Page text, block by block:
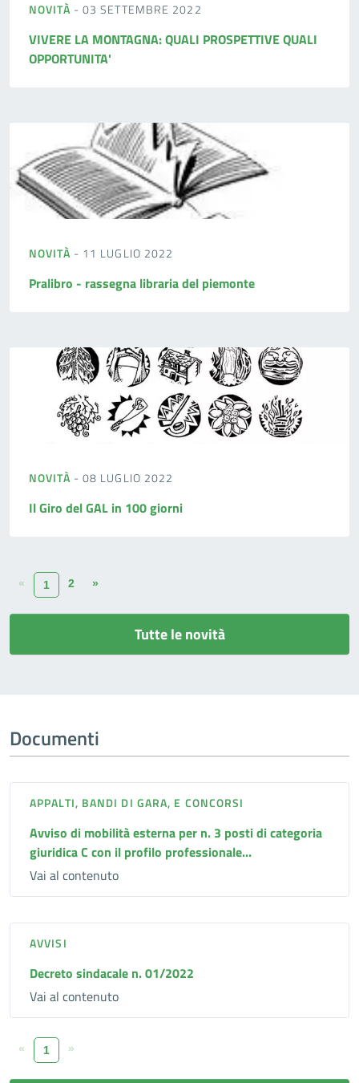
NOVITÀ - 03 SETTEMBRE 2022
VIVERE LA MONTAGNA: QUALI PROSPETTIVE QUALI
OPPORTUNITA'
NOVITÀ - 11 LUGLIO 2022
Pralibro - rassegna libraria del piemonte
NOVITÀ - 08 LUGLIO 2022
Il Giro del GAL in 100 giorni
« 1 2 »
Tutte le novità
Documenti
APPALTI, BANDI DI GARA, E CONCORSI
Avviso di mobilità esterna per n. 3 posti di categoria
giuridica C con il profilo professionale...
Vai al contenuto
AVVISI
Decreto sindacale n. 01/2022
Vai al contenuto
« 1 »